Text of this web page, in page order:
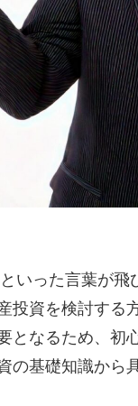
いった言葉が飛
資を検討する
となるため、初
の基礎知識から